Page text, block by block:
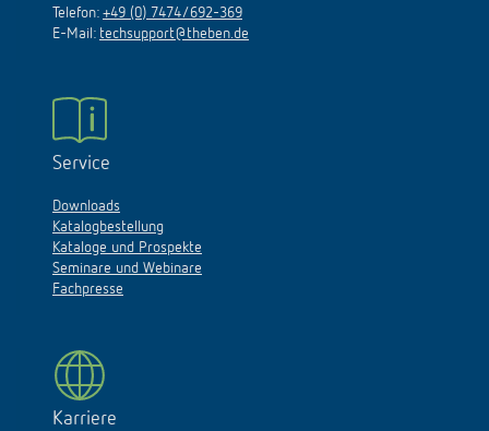
Telefon: +49 (0) 7474/692-369
E-Mail: techsupport@theben.de
Service
Downloads
Katalogbestellung
Kataloge und Prospekte
Seminare und Webinare
Fachpresse
Karriere